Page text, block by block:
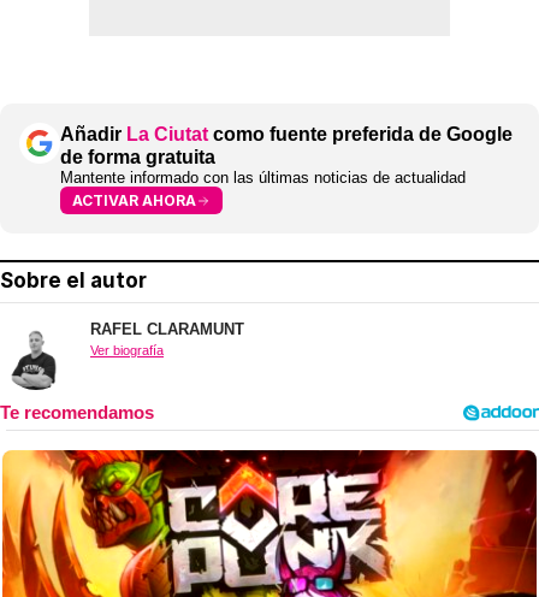
Añadir La Ciutat como fuente preferida de Google
de forma gratuita
Mantente informado con las últimas noticias de actualidad
ACTIVAR AHORA
Sobre el autor
RAFEL CLARAMUNT
Ver biografía